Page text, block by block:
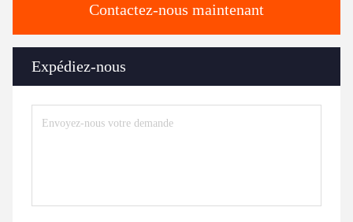
Contactez-nous maintenant
Expédiez-nous